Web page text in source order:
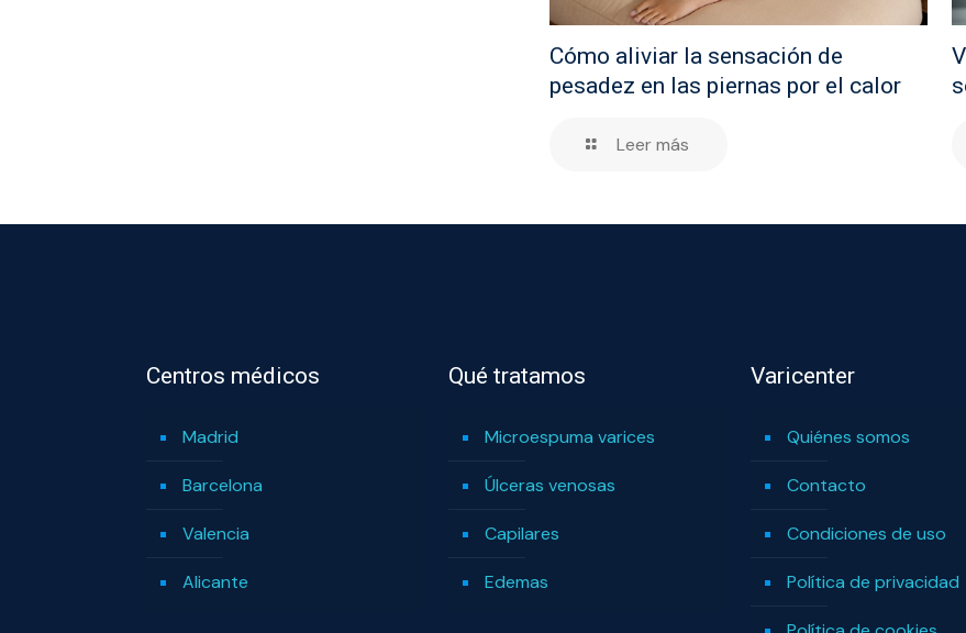
Cómo aliviar la sensación de
pesadez en las piernas por el calor
Leer más
Centros médicos
Madrid
Barcelona
Valencia
Alicante
Qué tratamos
Microespuma varices
Úlceras venosas
Capilares
Edemas
Varicenter
Quiénes somos
Contacto
Condiciones de uso
Política de privacidad